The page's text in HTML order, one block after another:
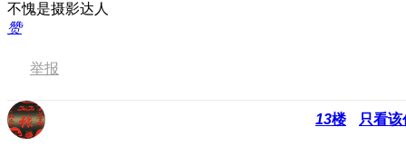
不愧是摄影达人
赞
举报
13楼 只看该